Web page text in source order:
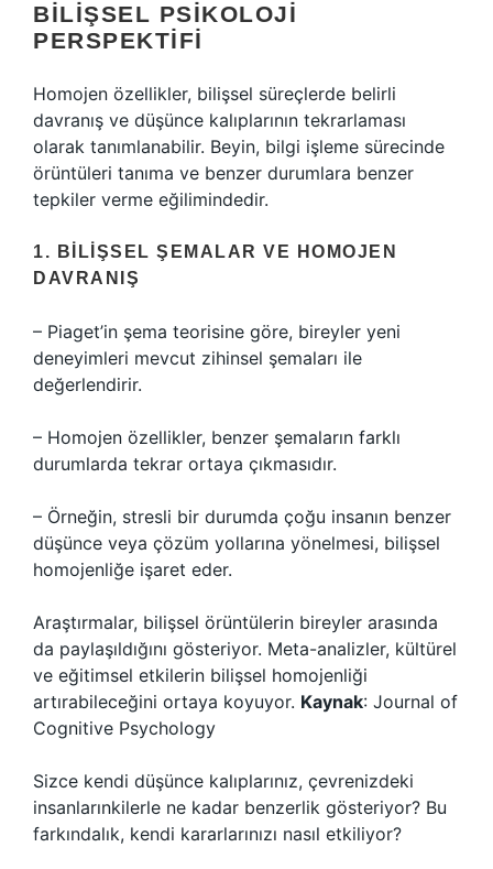
BILIŞSEL PSIKOLOJI
PERSPEKTIFI
Homojen özellikler, bilişsel süreçlerde belirli
davranış ve düşünce kalıplarının tekrarlaması
olarak tanımlanabilir. Beyin, bilgi işleme sürecinde
örüntüleri tanıma ve benzer durumlara benzer
tepkiler verme eğilimindedir.
1. BILIŞSEL ŞEMALAR VE HOMOJEN
DAVRANIŞ
– Piaget’in şema teorisine göre, bireyler yeni
deneyimleri mevcut zihinsel şemaları ile
değerlendirir.
– Homojen özellikler, benzer şemaların farklı
durumlarda tekrar ortaya çıkmasıdır.
– Örneğin, stresli bir durumda çoğu insanın benzer
düşünce veya çözüm yollarına yönelmesi, bilişsel
homojenliğe işaret eder.
Araştırmalar, bilişsel örüntülerin bireyler arasında
da paylaşıldığını gösteriyor. Meta-analizler, kültürel
ve eğitimsel etkilerin bilişsel homojenliği
artırabileceğini ortaya koyuyor. Kaynak: Journal of
Cognitive Psychology
Sizce kendi düşünce kalıplarınız, çevrenizdeki
insanlarınkilerle ne kadar benzerlik gösteriyor? Bu
farkındalık, kendi kararlarınızı nasıl etkiliyor?